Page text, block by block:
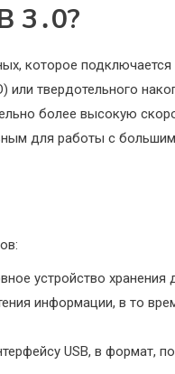
3․0?
которое
или твердотельного
более высокую
для работы с
устройство хранения
информации, в то
USB, в формат,